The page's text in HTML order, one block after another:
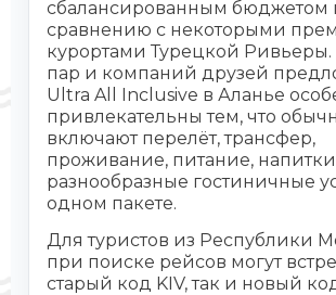
сбалансированным бюджетом
сравнению с некоторыми
курортами Турецкой
пар и компаний друзей
Ultra All Inclusive в Аланье
привлекательны тем, что
включают перелёт, трансфер,
проживание, питание,
разнообразные гостиничные
одном пакете.
Для туристов из Республики
при поиске рейсов могут
старый код KIV, так и новый